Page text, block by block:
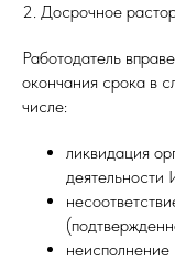
2. Досрочное
Работодатель
окончания срока в
числе:
ликвидация
деятельности